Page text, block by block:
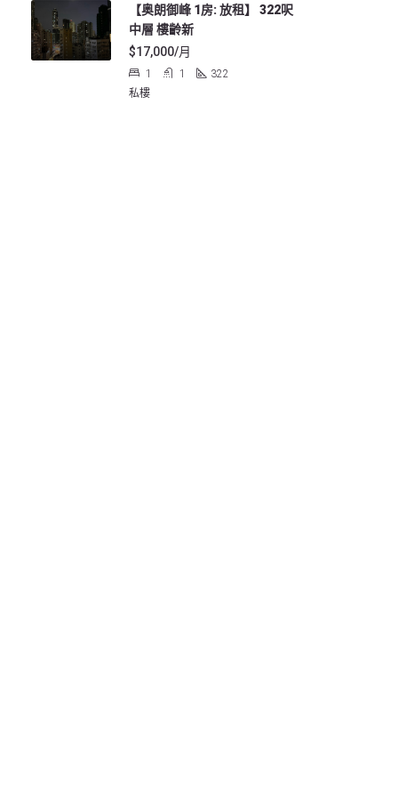
【奥朗御峰 1房: 放租】 322呎
中層 樓齡新
$17,000/月
1 1
322
私樓